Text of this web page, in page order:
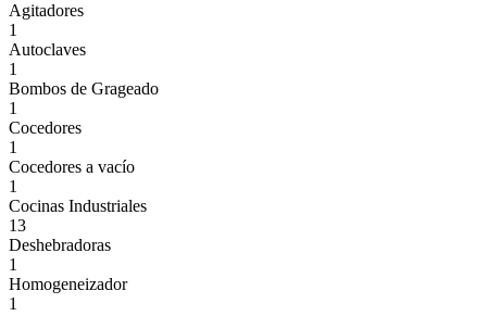
Agitadores
1
Autoclaves
1
Bombos de Grageado
1
Cocedores
1
Cocedores a vacío
1
Cocinas Industriales
13
Deshebradoras
1
Homogeneizador
1